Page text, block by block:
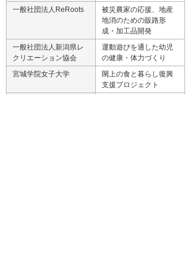
一般社団法人ReRoots
被災農家の応援、地産
地消のための販路形
成・加工品開発
一般社団法人新潟県レ
クリエーション協会
運動遊びを通した幼児
の健康・体力づくり
宮城学院女子大学
閖上の食と暮らし復興
支援プロジェクト